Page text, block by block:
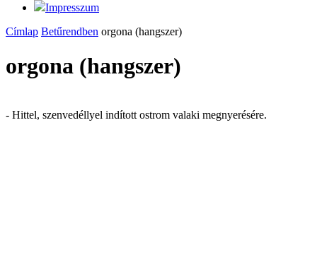
Impresszum
Címlap Betűrendben orgona (hangszer)
orgona (hangszer)
- Hittel, szenvedéllyel indított ostrom valaki megnyerésére.